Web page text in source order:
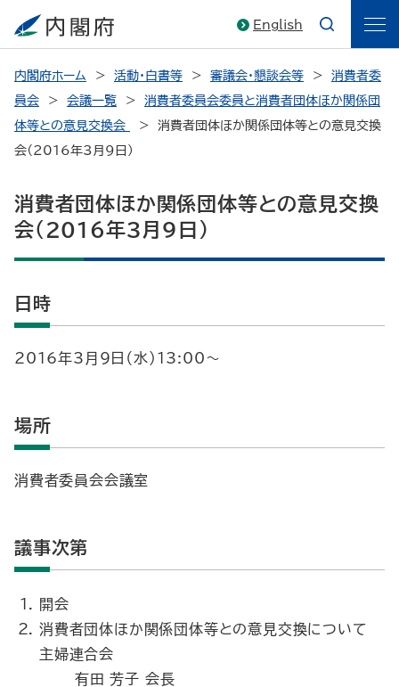
English
内閣府ホーム 活動・白書等 審議会・懇談会等
消費者委
員会
会議一覧
消費者委員会委員と消費者団体ほか関係団
体等との意見交換会
消費者団体ほか関係団体等との意見交換
会（2016年3月9日）
消費者団体ほか関係団体等との意見交換
会（2016年3月9日）
日時
2016年3月9日（水）13:00～
場所
消費者委員会会議室
議事次第
開会
消費者団体ほか関係団体等との意見交換について
主婦連合会
有田 芳子 会長